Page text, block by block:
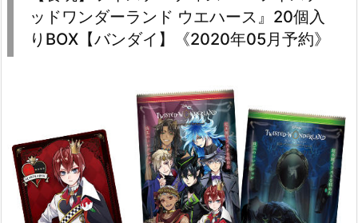
ッドワンダーランド ウエハース』20個入
りBOX【バンダイ】《2020年05月予約》